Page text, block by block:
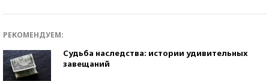
РЕКОМЕНДУЕМ:
Судьба наследства: истории удивительных
завещаний